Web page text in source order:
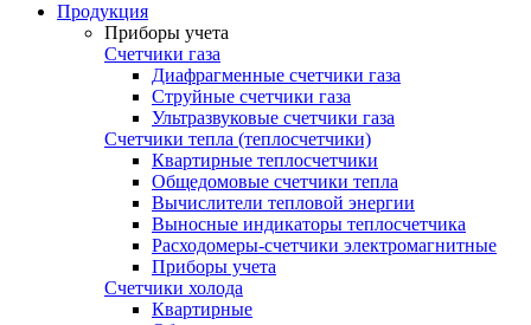
Продукция
Приборы учета
Счетчики газа
Диафрагменные счетчики газа
Струйные счетчики газа
Ультразвуковые счетчики газа
Счетчики тепла (теплосчетчики)
Квартирные теплосчетчики
Общедомовые счетчики тепла
Вычислители тепловой энергии
Выносные индикаторы теплосчетчика
Расходомеры-счетчики электромагнитные
Приборы учета
Счетчики холода
Квартирные